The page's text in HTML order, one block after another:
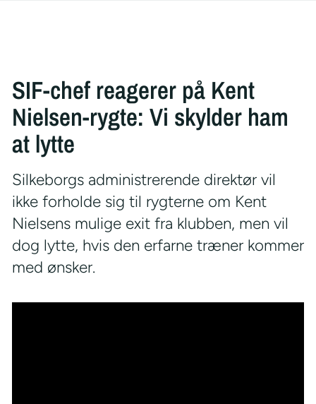
SIF-chef reagerer på Kent
Nielsen-rygte: Vi skylder ham
at lytte
Silkeborgs administrerende direktør vil
ikke forholde sig til rygterne om Kent
Nielsens mulige exit fra klubben, men vil
dog lytte, hvis den erfarne træner kommer
med ønsker.